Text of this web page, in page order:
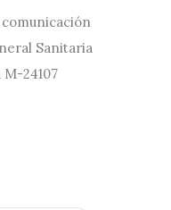
Sanitaria
24107